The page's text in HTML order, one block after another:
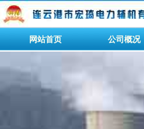
网站首页 公司概况